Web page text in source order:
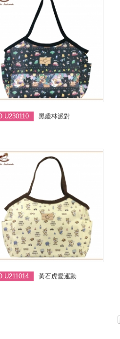
黑叢林派對
黃石虎愛運動